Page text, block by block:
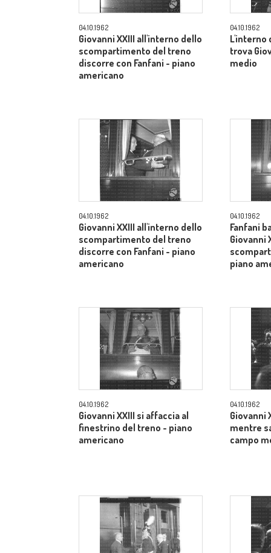
04.10.1962
Giovanni XXIII all'interno dello
scompartimento del treno
discorre con Fanfani - piano
americano
04.10.1962
L'interno
trova
medio
04.10.1962
Giovanni XXIII all'interno dello
scompartimento del treno
discorre con Fanfani - piano
americano
04.10.1962
Fanfani
Giovanni
piano
04.10.1962
Giovanni XXIII si affaccia al
finestrino del treno - piano
americano
04.10.1962
Giovanni
mentre
campo